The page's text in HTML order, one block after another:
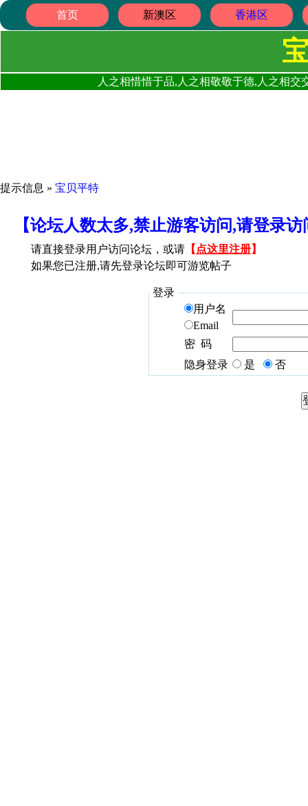
首页 新澳区 香港区
人之相惜惜于品,人之相敬敬于德,人之相
提示信息 » 宝贝平特
【论坛人数太多,禁止游客访问,请登录
请直接登录用户访问论坛，或请 【 点这里注册】
如果您已注册,请先登录论坛即可游览帖子
登录
用户名
Email
密 码
隐身登录
是 否